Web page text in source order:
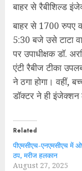
बाहर से रैबीशिल्ड
बाहर से 1700 रुपए
5:30 बजे उसे टाटा
पर उपाधीक्षक डॉ.
एंटी रैबीज टीका
ने ठगा होगा। वहीं,
डॉक्टर ने ही इंजेक्शन
Related
पीएमसीएच-एनएमसीएच में
ठप, मरीज हलकान
August 27, 2025